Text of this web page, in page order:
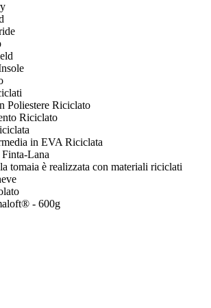
Poliestere Riciclato
Riciclato
in EVA Riciclata
Lana
tomaia è realizzata con materiali riciclati
- 600g